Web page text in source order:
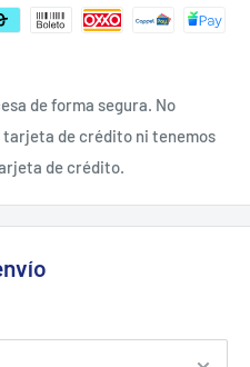
de alto desempeño,
anteriores que cuentan
todo terreno (ATV´S - All
trimotos y cuatrimotos.
en el tanque de gasolina o
de forma segura. No
tarjeta de crédito ni tenemos
de crédito.